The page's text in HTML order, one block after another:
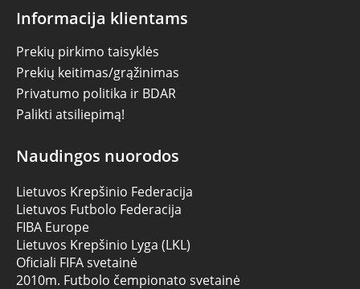
Informacija klientams
Prekių pirkimo taisyklės
Prekių keitimas/grąžinimas
Privatumo politika ir BDAR
Palikti atsiliepimą!
Naudingos nuorodos
Lietuvos Krepšinio Federacija
Lietuvos Futbolo Federacija
FIBA Europe
Lietuvos Krepšinio Lyga (LKL)
Oficiali FIFA svetainė
2010m. Futbolo čempionato svetainė